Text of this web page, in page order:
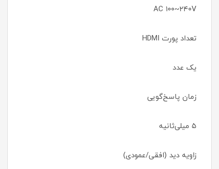
AC ۱۰۰~۲۴۰V
تعداد پورت HDMI
یک عدد
زمان پاسخ‌گویی
۵ میلی‌ثانیه
زاویه دید (افقی/عمودی)